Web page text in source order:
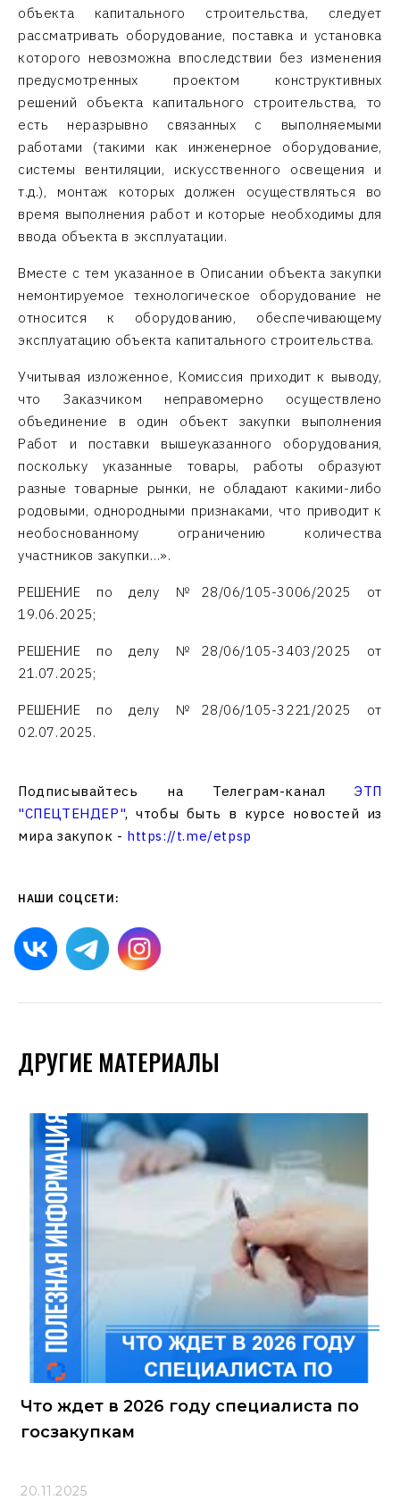
объекта капитального строительства, следует
рассматривать оборудование, поставка и установка
которого невозможна впоследствии без изменения
предусмотренных проектом конструктивных
решений объекта капитального строительства, то
есть неразрывно связанных с выполняемыми
работами (такими как инженерное оборудование,
системы вентиляции, искусственного освещения и
т.д.), монтаж которых должен осуществляться во
время выполнения работ и которые необходимы для
ввода объекта в эксплуатации.
Вместе с тем указанное в Описании объекта закупки
немонтируемое технологическое оборудование не
относится к оборудованию, обеспечивающему
эксплуатацию объекта капитального строительства.
Учитывая изложенное, Комиссия приходит к выводу,
что Заказчиком неправомерно осуществлено
объединение в один объект закупки выполнения
Работ и поставки вышеуказанного оборудования,
поскольку указанные товары, работы образуют
разные товарные рынки, не обладают какими-либо
родовыми, однородными признаками, что приводит к
необоснованному ограничению количества
участников закупки…».
РЕШЕНИЕ по делу №28/06/105-3006/2025 от
19.06.2025;
РЕШЕНИЕ по делу №28/06/105-3403/2025 от
21.07.2025;
РЕШЕНИЕ по делу №28/06/105-3221/2025 от
02.07.2025.
Подписывайтесь на Телеграм-каналЭТП
"СПЕЦТЕНДЕР", чтобы быть в курсе новостей из
мира закупок - https://t.me/etpsp
НАШИ СОЦСЕТИ:
ДРУГИЕ МАТЕРИАЛЫ
Что ждет в 2026 году специалиста по
госзакупкам
20.11.2025